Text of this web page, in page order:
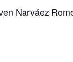
Narváez